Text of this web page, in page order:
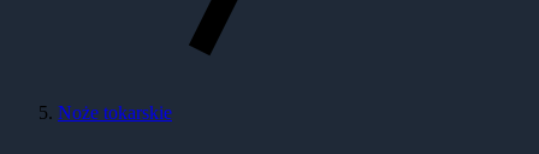
Noże tokarskie